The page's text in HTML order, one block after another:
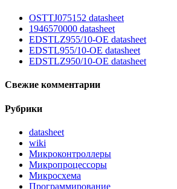
OSTTJ075152 datasheet
1946570000 datasheet
EDSTLZ955/10-OE datasheet
EDSTL955/10-OE datasheet
EDSTLZ950/10-OE datasheet
Свежие комментарии
Рубрики
datasheet
wiki
Микроконтроллеры
Микропроцессоры
Микросхема
Программирование